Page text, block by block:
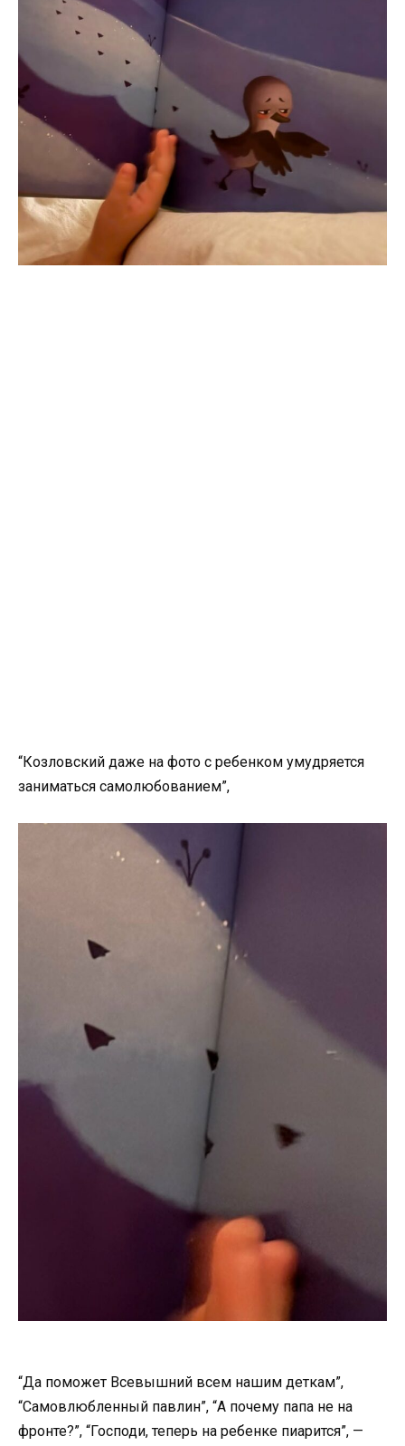
“Козловский даже на фото с ребенком умудряется
заниматься самолюбованием”,
“Да поможет Всевышний всем нашим деткам”,
“Самовлюбленный павлин”, “А почему папа не на
фронте?”, “Господи, теперь на ребенке пиарится”, —